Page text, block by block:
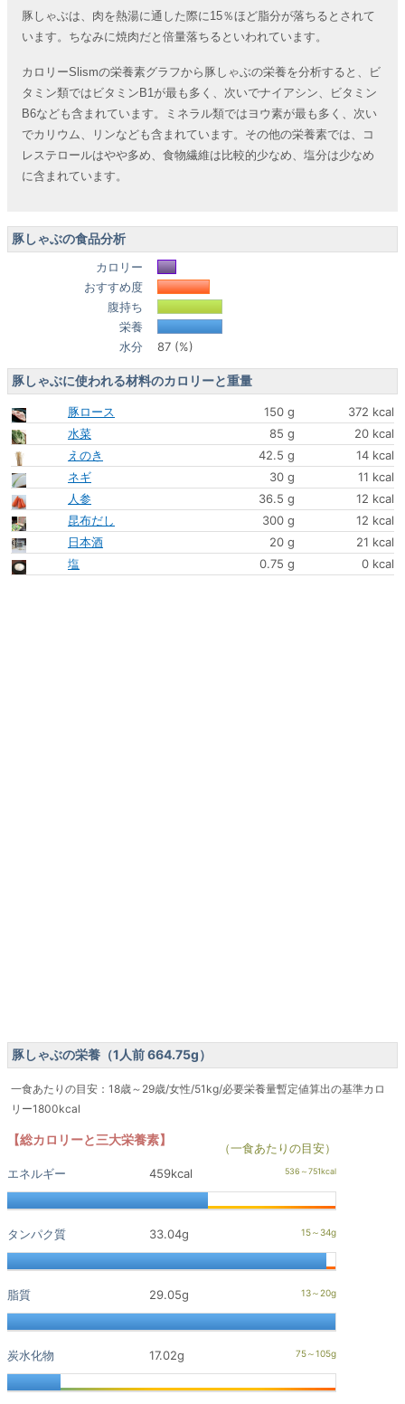
豚しゃぶは、肉を熱湯に通した際に15％ほど脂分が落ちるとされて
います。ちなみに焼肉だと倍量落ちるといわれています。
カロリーSlismの栄養素グラフから豚しゃぶの栄養を分析すると、ビ
タミン類ではビタミンB1が最も多く、次いでナイアシン、ビタミン
B6なども含まれています。ミネラル類ではヨウ素が最も多く、次い
でカリウム、リンなども含まれています。その他の栄養素では、コ
レステロールはやや多め、食物繊維は比較的少なめ、塩分は少なめ
に含まれています。
豚しゃぶの食品分析
カロリー
おすすめ度
腹持ち
栄養
水分
87 (%)
豚しゃぶに使われる材料のカロリーと重量
豚ロース 150 g
372 kcal
水菜
85 g
20 kcal
えのき
42.5 g
14 kcal
ネギ
30 g
11 kcal
人参
36.5 g
12 kcal
昆布だし
300 g
12 kcal
日本酒
20 g
21 kcal
塩
0.75 g 0 kcal
豚しゃぶの栄養（1人前 664.75g）
一食あたりの目安：18歳～29歳/女性/51kg/必要栄養量暫定値算出の基準カロ
リー1800kcal
【総カロリーと三大栄養素】
（一食あたりの目安）
エネルギー
459kcal
タンパク質 33.04g
脂質 29.05g
炭水化物 17.02g